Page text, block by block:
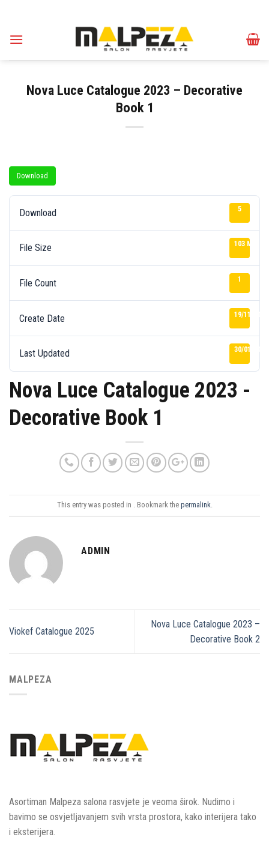
content
Nova Luce Catalogue 2023 – Decorative
Book 1
Download
Download 5
File Size 103 MB
File Count 1
Create Date 19/11/2025
Last Updated 30/01/2026
Nova Luce Catalogue 2023 -
Decorative Book 1
This entry was posted in . Bookmark the permalink.
ADMIN
Viokef Catalogue 2025
Nova Luce Catalogue 2023 –
Decorative Book 2
MALPEZA
Asortiman Malpeza salona rasvjete je veoma širok. Nudimo i
bavimo se osvjetljavanjem svih vrsta prostora, kako interijera tako
i eksterijera.